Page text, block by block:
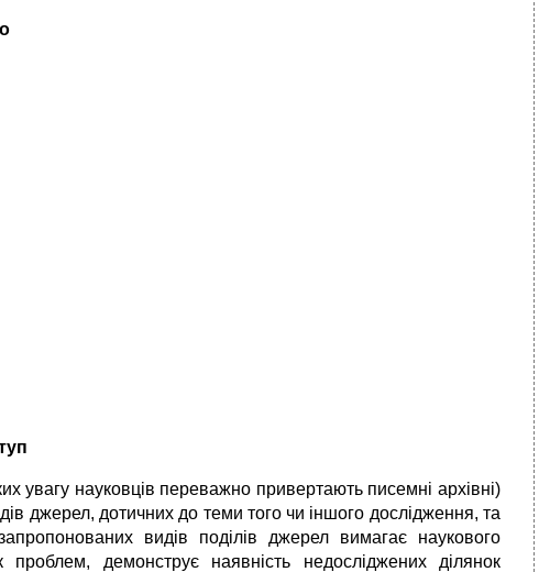
увагу науковців переважно привертають писемні архівні)
джерел, дотичних до теми того чи іншого дослідження, та
видів поділів джерел вимагає наукового
демонструє наявність недосліджених ділянок